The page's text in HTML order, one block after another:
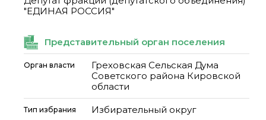
"ЕДИНАЯ РОССИЯ"
Представительный орган поселения
Орган власти
Греховская Сельская Дума
Советского района Кировской
области
Тип избрания Избирательный округ